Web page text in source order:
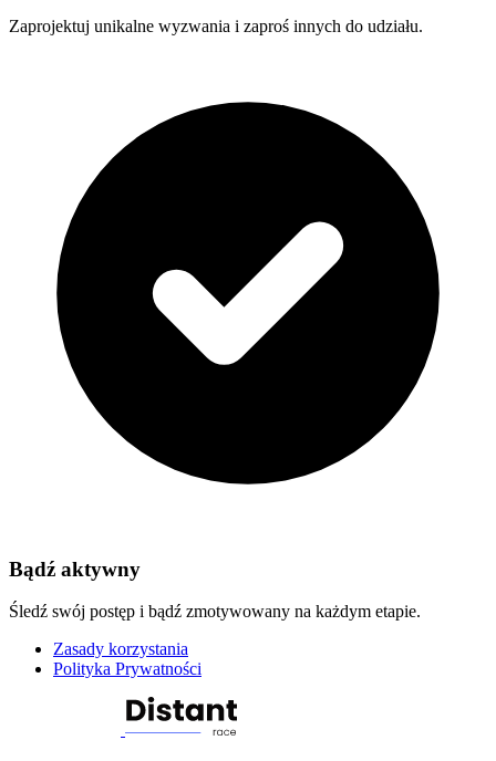
Zaprojektuj unikalne wyzwania i zaproś innych do udziału.
Bądź aktywny
Śledź swój postęp i bądź zmotywowany na każdym etapie.
Zasady korzystania
Polityka Prywatności